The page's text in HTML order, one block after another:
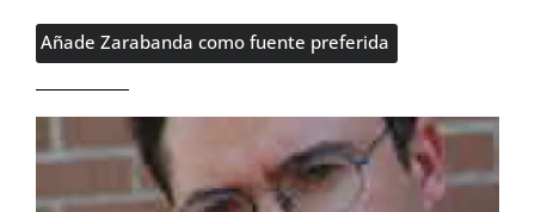
Añade Zarabanda como fuente preferida